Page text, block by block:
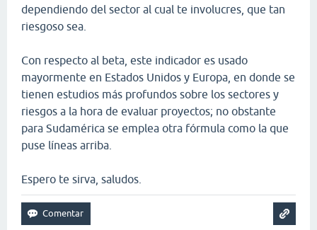
dependiendo del sector al cual te involucres, que tan
riesgoso sea.
Con respecto al beta, este indicador es usado
mayormente en Estados Unidos y Europa, en donde se
tienen estudios más profundos sobre los sectores y
riesgos a la hora de evaluar proyectos; no obstante
para Sudamérica se emplea otra fórmula como la que
puse líneas arriba.
Espero te sirva, saludos.